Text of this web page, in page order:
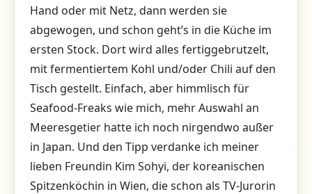
Hand oder mit Netz, dann werden sie
abgewogen, und schon geht’s in die Küche im
ersten Stock. Dort wird alles fertiggebrutzelt,
mit fermentiertem Kohl und/oder Chili auf den
Tisch gestellt. Einfach, aber himmlisch für
Seafood-Freaks wie mich, mehr Auswahl an
Meeresgetier hatte ich noch nirgendwo außer
in Japan. Und den Tipp verdanke ich meiner
lieben Freundin Kim Sohyi, der koreanischen
Spitzenköchin in Wien, die schon als TV-Jurorin